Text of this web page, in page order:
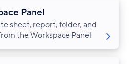
Panel
sheet, report, folder, and
the Workspace Panel